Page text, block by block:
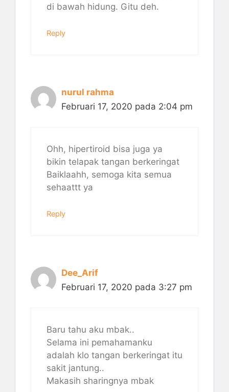
di bawah hidung. Gitu deh.
Reply
nurul rahma
Februari 17, 2020 pada 2:04 pm
Ohh, hipertiroid bisa juga ya
bikin telapak tangan berkeringat
Baiklaahh, semoga kita semua
sehaattt ya
Reply
Dee_Arif
Februari 17, 2020 pada 3:27 pm
Baru tahu aku mbak..
Selama ini pemahamanku
adalah klo tangan berkeringat itu
sakit jantung..
Makasih sharingnya mbak